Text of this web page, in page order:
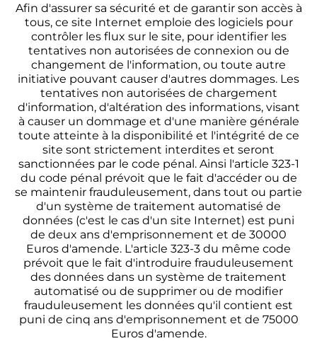
Afin d'assurer sa sécurité et de garantir son accès à
tous, ce site Internet emploie des logiciels pour
contrôler les flux sur le site, pour identifier les
tentatives non autorisées de connexion ou de
changement de l'information, ou toute autre
initiative pouvant causer d'autres dommages. Les
tentatives non autorisées de chargement
d'information, d'altération des informations, visant
à causer un dommage et d'une manière générale
toute atteinte à la disponibilité et l'intégrité de ce
site sont strictement interdites et seront
sanctionnées par le code pénal. Ainsi l'article 323-1
du code pénal prévoit que le fait d'accéder ou de
se maintenir frauduleusement, dans tout ou partie
d'un système de traitement automatisé de
données (c'est le cas d'un site Internet) est puni
de deux ans d'emprisonnement et de 30000
Euros d'amende. L'article 323-3 du même code
prévoit que le fait d'introduire frauduleusement
des données dans un système de traitement
automatisé ou de supprimer ou de modifier
frauduleusement les données qu'il contient est
puni de cinq ans d'emprisonnement et de 75000
Euros d'amende.